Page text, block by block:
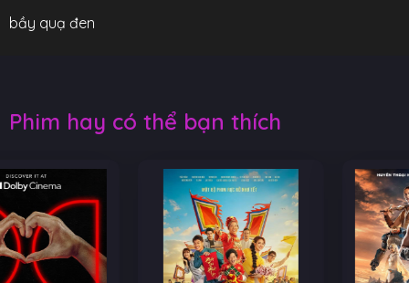
bầy quạ đen
Phim hay có thể bạn thích